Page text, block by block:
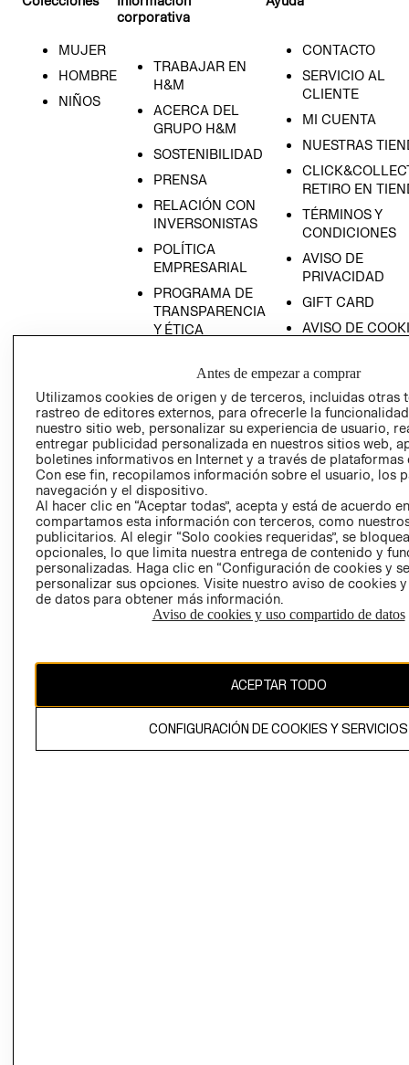
MUJER
HOMBRE
NIÑOS
corporativa
TRABAJAR EN
H&M
ACERCA DEL
GRUPO H&M
SOSTENIBILIDAD
PRENSA
RELACIÓN CON
INVERSONISTAS
POLÍTICA
EMPRESARIAL
PROGRAMA DE
TRANSPARENCIA
Y ÉTICA
PROGRAMA DE
TRANSPARENCIA
Y ÉTICA (INGLÉS)
CONTACTO
SERVICIO AL
CLIENTE
MI CUENTA
NUESTRAS
RETIRO EN
TÉRMINOS Y
CONDICIONES
AVISO DE
PRIVACIDAD
GIFT CARD
AVISO DE
DE INDUSTRIA Y
COMERCIO - SIC
PETICIONES
QUEJAS Y
RECLAMOS
Colombia ($)
CAMBIAR REGIÓN
El contenido de esta página web está protegido por copyright y es
propiedad de H&M Hennes & Mauritz AB.
Antes de empezar a comprar
Utilizamos cookies de origen y de terceros, incluidas otras
rastreo de editores externos, para ofrecerle la
nuestro sitio web, personalizar su experiencia de usuario,
entregar publicidad personalizada en nuestros sitios web,
boletines informativos en Internet y a través de plataformas
Con ese fin, recopilamos información sobre el usuario, los
navegación y el dispositivo.
Al hacer clic en “Aceptar todas”, acepta y está de acuerdo
compartamos esta información con terceros, como
publicitarios. Al elegir “Solo cookies requeridas”, se
opcionales, lo que limita nuestra entrega de contenido y
personalizadas. Haga clic en “Configuración de cookies y
personalizar sus opciones. Visite nuestro aviso de cookies
de datos para obtener más información.
Aviso de cookies y uso compartido de datos
ACEPTAR TODO
CONFIGURACIÓN DE COOKIES Y SERVICIOS